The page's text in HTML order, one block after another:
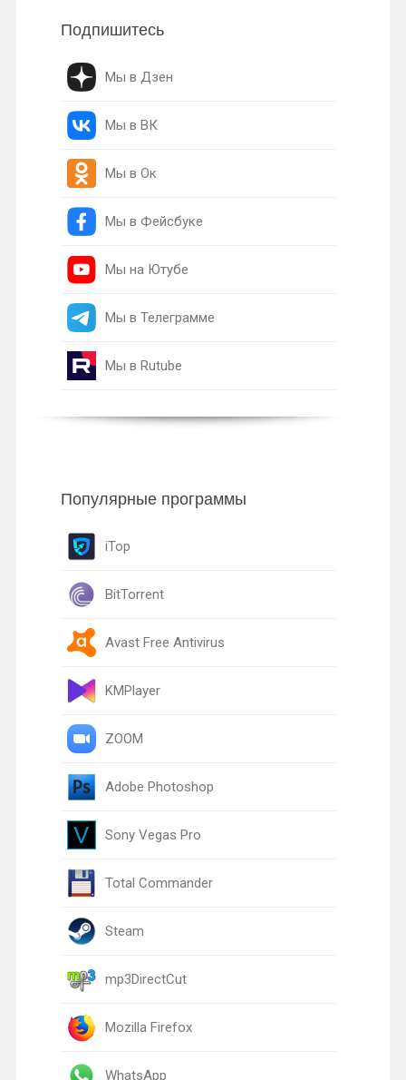
Подпишитесь
Мы в Дзен
Мы в ВК
Мы в Ок
Мы в Фейсбуке
Мы на Ютубе
Мы в Телеграмме
Мы в Rutube
Популярные программы
iTop
BitTorrent
Avast Free Antivirus
KMPlayer
ZOOM
Adobe Photoshop
Sony Vegas Pro
Total Commander
Steam
mp3DirectCut
Mozilla Firefox
WhatsApp